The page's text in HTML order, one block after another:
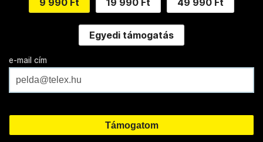
9 990 Ft 19 990 Ft 49 990 Ft
Egyedi támogatás
e-mail cím